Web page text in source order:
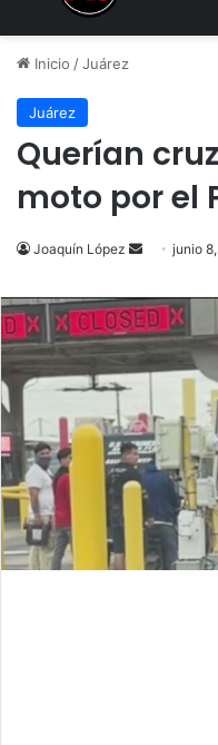
Inicio /Juárez
Juárez
Querían
moto por el
Joaquín López
Send
email
junio